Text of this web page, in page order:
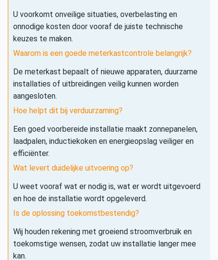
U voorkomt onveilige situaties, overbelasting en
onnodige kosten door vooraf de juiste technische
keuzes te maken.
Waarom is een goede meterkastcontrole belangrijk?
De meterkast bepaalt of nieuwe apparaten, duurzame
installaties of uitbreidingen veilig kunnen worden
aangesloten.
Hoe helpt dit bij verduurzaming?
Een goed voorbereide installatie maakt zonnepanelen,
laadpalen, inductiekoken en energieopslag veiliger en
efficiënter.
Wat levert duidelijke uitvoering op?
U weet vooraf wat er nodig is, wat er wordt uitgevoerd
en hoe de installatie wordt opgeleverd.
Is de oplossing toekomstbestendig?
Wij houden rekening met groeiend stroomverbruik en
toekomstige wensen, zodat uw installatie langer mee
kan.